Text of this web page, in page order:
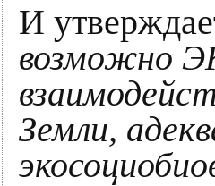
И
возможно
Земли,